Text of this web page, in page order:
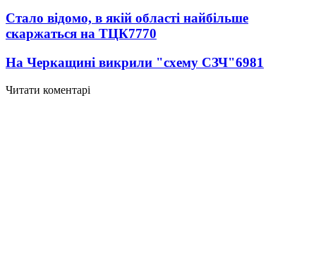
Стало відомо, в якій області найбільше
скаржаться на ТЦК7770
На Черкащині викрили "схему СЗЧ"6981
Читати коментарі